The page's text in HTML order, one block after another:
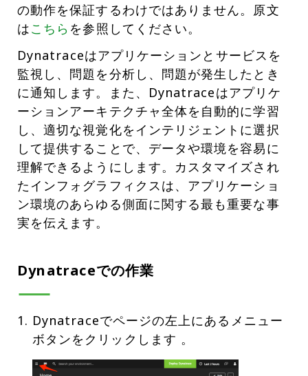
の動作を保証するわけではありません。原文
はこちら を参照してください。
Dynatraceはアプリケーションとサービスを
監視し、問題を分析し、問題が発生したとき
に通知します。また、Dynatraceはアプリケ
ーションアーキテクチャ全体を自動的に学習
し、適切な視覚化をインテリジェントに選択
して提供することで、データや環境を容易に
理解できるようにします。カスタマイズされ
たインフォグラフィクスは、アプリケーショ
ン環境のあらゆる側面に関する最も重要な事
実を伝えます。
Dynatraceでの作業
Dynatraceでページの左上にあるメニュー